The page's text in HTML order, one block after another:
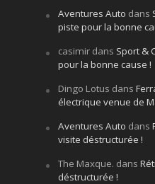
Aventures Auto dans
piste pour la bonne
casimirdans Sport &
pour la bonne cause !
Dingo Lotus dans
électrique venue de
Aventures Auto dans
visite déstructurée !
The Maxque. dans
déstructurée !